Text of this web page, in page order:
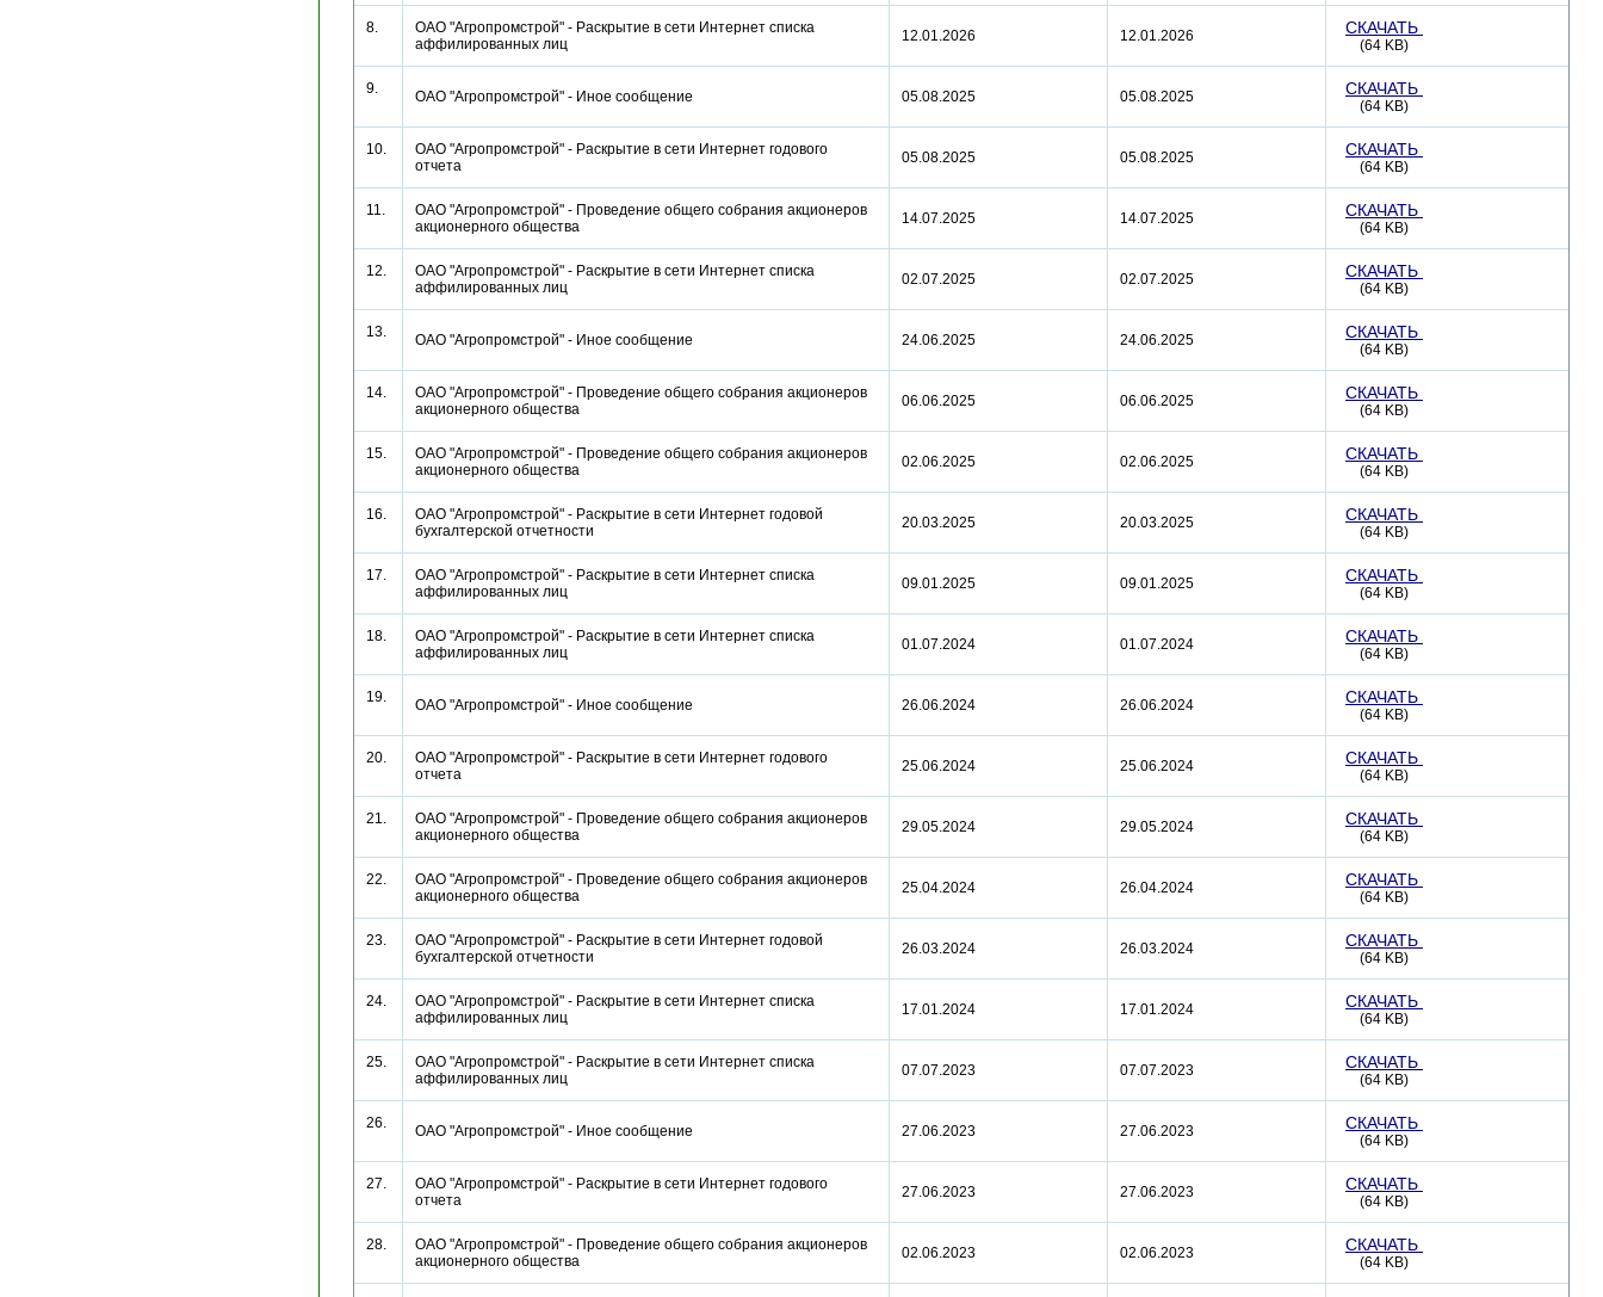
8.
ОАО "Агропромстрой" - Раскрытие в сети Интернет списка
аффилированных лиц
12.01.2026 12.01.2026 СКАЧАТЬ
(64 KB)
9. ОАО "Агропромстрой" - Иное сообщение 05.08.2025 05.08.2025 СКАЧАТЬ
(64 KB)
10.
ОАО "Агропромстрой" - Раскрытие в сети Интернет годового
отчета
05.08.2025 05.08.2025 СКАЧАТЬ
(64 KB)
11.
ОАО "Агропромстрой" - Проведение общего собрания акционеров
акционерного общества
14.07.2025 14.07.2025 СКАЧАТЬ
(64 KB)
12.
ОАО "Агропромстрой" - Раскрытие в сети Интернет списка
аффилированных лиц
02.07.2025 02.07.2025 СКАЧАТЬ
(64 KB)
13. ОАО "Агропромстрой" - Иное сообщение 24.06.2025 24.06.2025 СКАЧАТЬ
(64 KB)
14.
ОАО "Агропромстрой" - Проведение общего собрания акционеров
акционерного общества
06.06.2025 06.06.2025 СКАЧАТЬ
(64 KB)
15.
ОАО "Агропромстрой" - Проведение общего собрания акционеров
акционерного общества
02.06.2025 02.06.2025 СКАЧАТЬ
(64 KB)
16.
ОАО "Агропромстрой" - Раскрытие в сети Интернет годовой
бухгалтерской отчетности
20.03.2025 20.03.2025 СКАЧАТЬ
(64 KB)
17.
ОАО "Агропромстрой" - Раскрытие в сети Интернет списка
аффилированных лиц
09.01.2025 09.01.2025 СКАЧАТЬ
(64 KB)
18.
ОАО "Агропромстрой" - Раскрытие в сети Интернет списка
аффилированных лиц
01.07.2024 01.07.2024 СКАЧАТЬ
(64 KB)
19. ОАО "Агропромстрой" - Иное сообщение 26.06.2024 26.06.2024 СКАЧАТЬ
(64 KB)
20.
ОАО "Агропромстрой" - Раскрытие в сети Интернет годового
отчета
25.06.2024 25.06.2024 СКАЧАТЬ
(64 KB)
21.
ОАО "Агропромстрой" - Проведение общего собрания акционеров
акционерного общества
29.05.2024 29.05.2024 СКАЧАТЬ
(64 KB)
22.
ОАО "Агропромстрой" - Проведение общего собрания акционеров
акционерного общества
25.04.2024 26.04.2024 СКАЧАТЬ
(64 KB)
23.
ОАО "Агропромстрой" - Раскрытие в сети Интернет годовой
бухгалтерской отчетности
26.03.2024 26.03.2024 СКАЧАТЬ
(64 KB)
24.
ОАО "Агропромстрой" - Раскрытие в сети Интернет списка
аффилированных лиц
17.01.2024 17.01.2024 СКАЧАТЬ
(64 KB)
25.
ОАО "Агропромстрой" - Раскрытие в сети Интернет списка
аффилированных лиц
07.07.2023 07.07.2023 СКАЧАТЬ
(64 KB)
26. ОАО "Агропромстрой" - Иное сообщение 27.06.2023 27.06.2023 СКАЧАТЬ
(64 KB)
27.
ОАО "Агропромстрой" - Раскрытие в сети Интернет годового
отчета
27.06.2023 27.06.2023 СКАЧАТЬ
(64 KB)
28.
ОАО "Агропромстрой" - Проведение общего собрания акционеров
акционерного общества
02.06.2023 02.06.2023 СКАЧАТЬ
(64 KB)